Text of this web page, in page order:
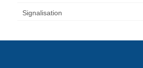
Signalisation